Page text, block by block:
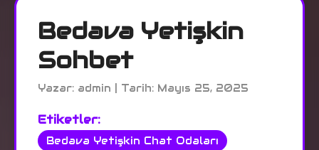
Bedava Yetişkin
Sohbet
Yazar: admin | Tarih: Mayıs 25, 2025
Etiketler:
Bedava Yetişkin Chat Odaları